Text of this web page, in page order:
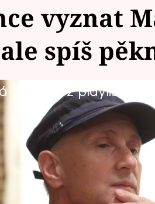
vyznat
spíš
položka z playlistu
upoutal Mančiny city.